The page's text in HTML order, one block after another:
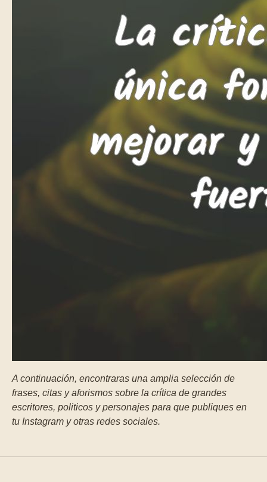
A continuación, encontraras una amplia selección de
frases, citas y aforismos sobre la crítica de grandes
escritores, politicos y personajes para que publiques en
tu Instagram y otras redes sociales.